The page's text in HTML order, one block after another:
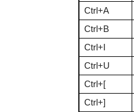
Ctrl+A
Ctrl+B
Ctrl+I
Ctrl+U
Ctrl+[
Ctrl+]